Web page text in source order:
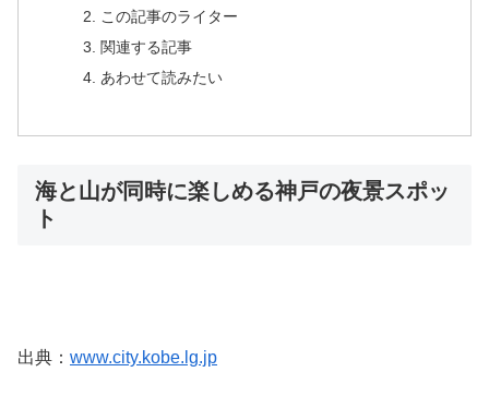
この記事のライター
関連する記事
あわせて読みたい
海と山が同時に楽しめる神戸の夜景スポッ
ト
出典： www.city.kobe.lg.jp